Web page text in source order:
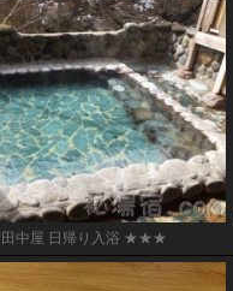
田中屋 日帰り入浴 ★★★